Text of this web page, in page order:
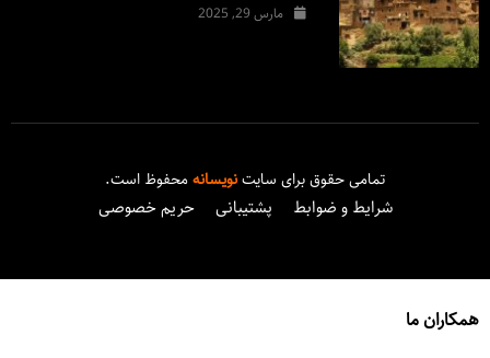
مارس 29, 2025
تمامی حقوق برای سایتنویسانهمحفوظ است.
شرایط و ضوابط پشتیبانی حریم خصوصی
همکاران ما